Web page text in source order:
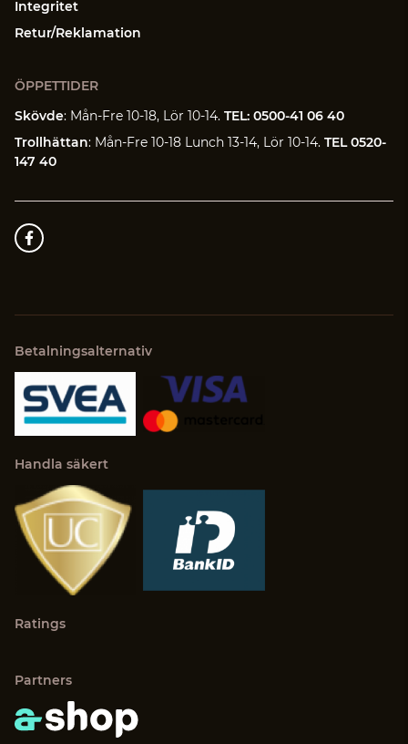
Integritet
Retur/Reklamation
ÖPPETTIDER
Skövde: Mån-Fre 10-18, Lör 10-14. TEL: 0500-41 06 40
Trollhättan: Mån-Fre 10-18 Lunch 13-14, Lör 10-14. TEL 0520-
147 40
Betalningsalternativ
Handla säkert
Ratings
Partners